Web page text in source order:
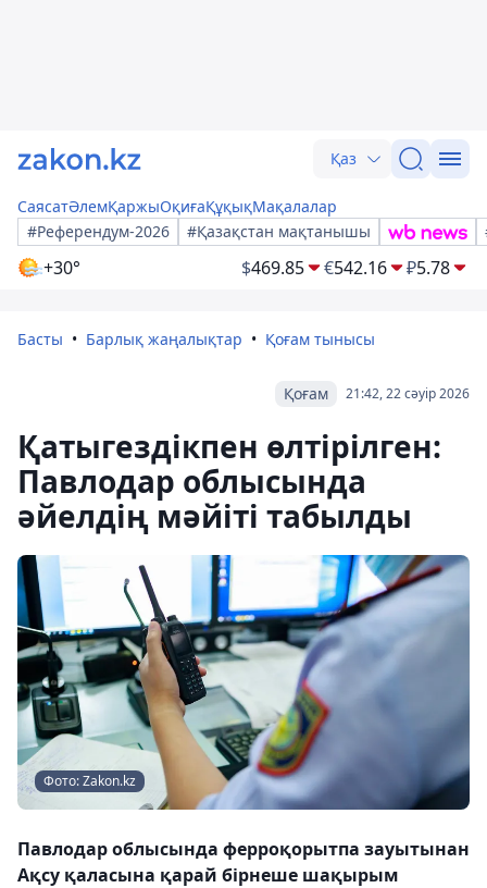
Қаз
СаясатӘлемҚаржыОқиғаҚұқықМақалалар
#Референдум-2026
#Қазақстан мақтанышы
+30° $469.85 €542.16 ₽5.78
Басты Барлық жаңалықтар Қоғам тынысы
21:42, 22 сәуір 2026
Қоғам
Қатыгездікпен өлтірілген:
Павлодар облысында
әйелдің мәйіті табылды
Фото: Zakon.kz
Павлодар облысында ферроқорытпа зауытынан
Ақсу қаласына қарай бірнеше шақырым